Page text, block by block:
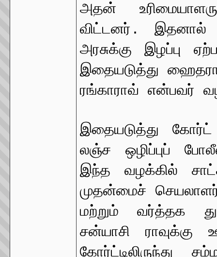
அதன்
விட்டனர். இதனால்
அரசுக்கு இழப்பு
இதையடுத்து
ரங்காராவ் என்பவர்
இதையடுத்து
லஞ்ச ஒழிப்புப்
இந்த வழக்கில்
முதன்மைச்
மற்றும் வர்த்தக
சன்யாசி ராவுக்கு
கோர்ட்டிலிருந்து